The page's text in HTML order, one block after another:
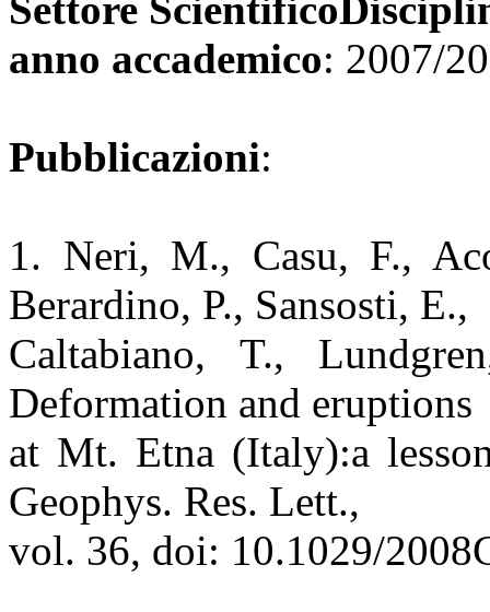
anno accademico: 2007/
Pubblicazioni:
1. Neri, M., Casu, F.,
Berardino, P., Sansosti, E.,
Caltabiano, T.,
Deformation and eruptions
at Mt. Etna (Italy):a
Geophys. Res. Lett.,
vol. 36, doi: 10.1029/